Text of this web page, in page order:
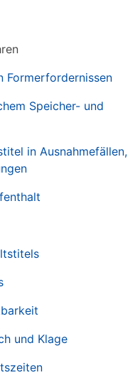
Formerfordernissen
Speicher- und
in Ausnahmefällen,
und Klage